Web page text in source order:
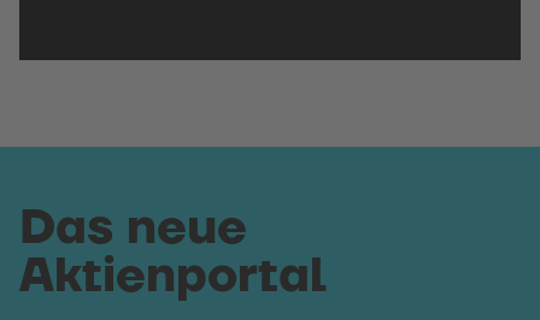
Mehr Informationen
powered byUsercentrics Consent
Management Platform
Das neue
Aktienportal